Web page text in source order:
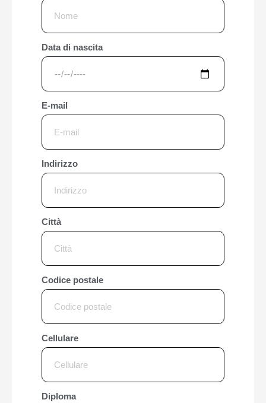
Data di nascita
E-mail
Indirizzo
Città
Codice postale
Cellulare
Diploma